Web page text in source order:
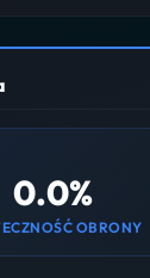
0.0%
OBRONY